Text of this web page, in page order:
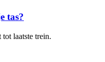
tas?
laatste trein.